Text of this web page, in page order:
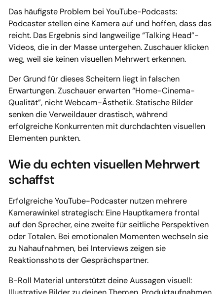
Das häufigste Problem bei YouTube-Podcasts:
Podcaster stellen eine Kamera auf und hoffen, dass das
reicht. Das Ergebnis sind langweilige “Talking Head”-
Videos, die in der Masse untergehen. Zuschauer klicken
weg, weil sie keinen visuellen Mehrwert erkennen.
Der Grund für dieses Scheitern liegt in falschen
Erwartungen. Zuschauer erwarten “Home-Cinema-
Qualität”, nicht Webcam-Ästhetik. Statische Bilder
senken die Verweildauer drastisch, während
erfolgreiche Konkurrenten mit durchdachten visuellen
Elementen punkten.
Wie du echten visuellen Mehrwert
schaffst
Erfolgreiche YouTube-Podcaster nutzen mehrere
Kamerawinkel strategisch: Eine Hauptkamera frontal
auf den Sprecher, eine zweite für seitliche Perspektiven
oder Totalen. Bei emotionalen Momenten wechseln sie
zu Nahaufnahmen, bei Interviews zeigen sie
Reaktionsshots der Gesprächspartner.
B-Roll Material unterstützt deine Aussagen visuell: